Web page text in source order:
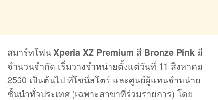
สมาร์ทโฟนXperia XZ Premium สี Bronze Pink มี
จำนวนจำกัด เริ่มวางจำหน่ายตั้งแต่วันที่ 11 สิงหาคม
2560 เป็นต้นไป ที่โซนี่สโตร์ และศูนย์ผู้แทนจำหน่าย
ชั้นนำทั่วประเทศ (เฉพาะสาขาที่ร่วมรายการ) โดย